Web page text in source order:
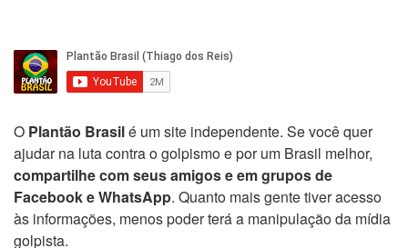
O Plantão Brasilé um site independente. Se você quer
ajudar na luta contra o golpismo e por um Brasil melhor,
compartilhe com seus amigos e em grupos de
Facebook e WhatsApp. Quanto mais gente tiver acesso
às informações, menos poder terá a manipulação da mídia
golpista.